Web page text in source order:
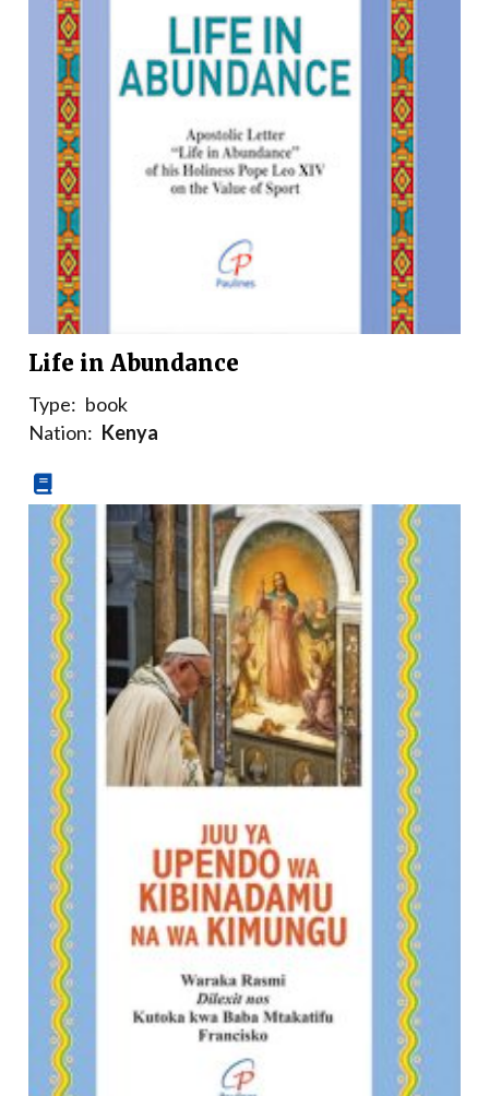
Life in Abundance
Type: book
Nation: Kenya